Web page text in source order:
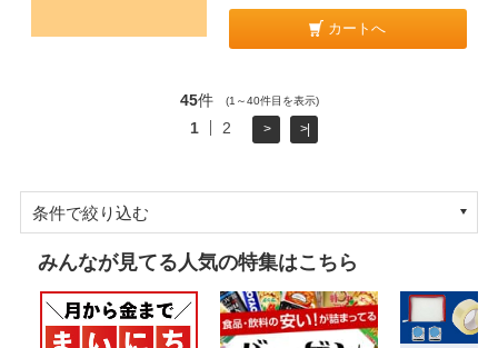
カートへ
45件 (1～40件目を表示)
1 2 > >|
条件で絞り込む
みんなが見てる人気の特集はこちら